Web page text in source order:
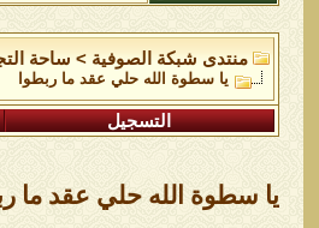
منتدى شبكة الصوفية > ساحة
يا سطوة الله حلي عقد ما ربطوا
التسجيل
يا سطوة الله حلي عقد ما